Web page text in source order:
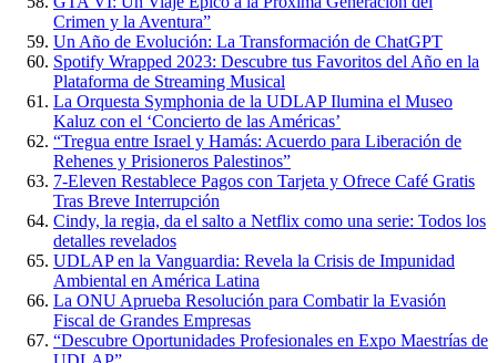
Crimen y la Aventura”
Un Año de Evolución: La Transformación de ChatGPT
Spotify Wrapped 2023: Descubre tus Favoritos del Año en la
Plataforma de Streaming Musical
La Orquesta Symphonia de la UDLAP Ilumina el Museo
Kaluz con el ‘Concierto de las Américas’
“Tregua entre Israel y Hamás: Acuerdo para Liberación de
Rehenes y Prisioneros Palestinos”
7-Eleven Restablece Pagos con Tarjeta y Ofrece Café Gratis
Tras Breve Interrupción
Cindy, la regia, da el salto a Netflix como una serie: Todos los
detalles revelados
UDLAP en la Vanguardia: Revela la Crisis de Impunidad
Ambiental en América Latina
La ONU Aprueba Resolución para Combatir la Evasión
Fiscal de Grandes Empresas
“Descubre Oportunidades Profesionales en Expo Maestrías de